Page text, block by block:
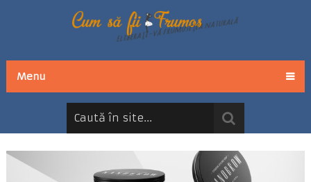
Menu